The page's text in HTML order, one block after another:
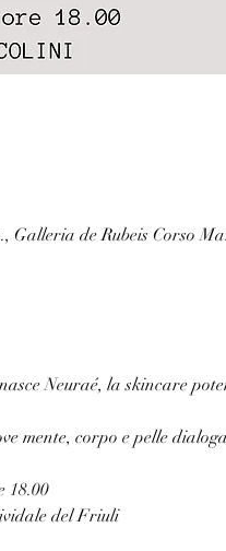
Galleria de Rubeis Corso
Neuraé, la skincare
mente, corpo e pelle
18.00
del Friuli